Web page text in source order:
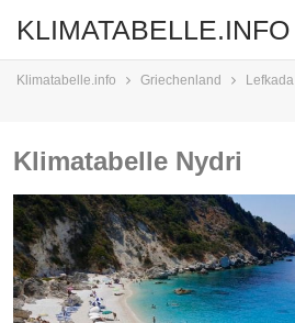
KLIMATABELLE.INFO
Klimatabelle.info Griechenland Lefkada
Klimatabelle Nydri